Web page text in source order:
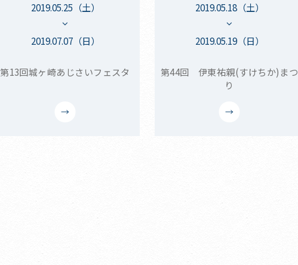
2019.05.25（土）
2019.07.07（日）
第13回城ヶ崎あじさいフェスタ
2019.05.18（土）
2019.05.19（日）
第44回 伊東祐親(すけちか)まつ
り